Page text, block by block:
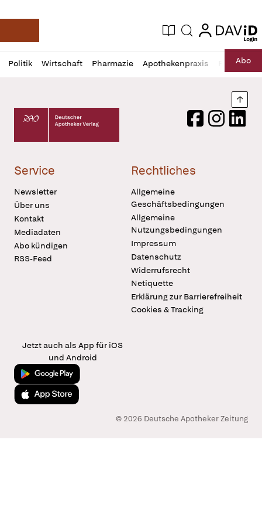
Deutsche Apotheker Zeitung
Aktuelle Ausgabe
Suche login
login
Politik Wirtschaft Pharmazie Apothekenpraxis RechtAbo
Profil
öffnen
Daz
Pur
Deutscher Apotheker Verlag Logo
FacebookInstagram
Service
Newsletter
Über uns
Kontakt
Mediadaten
Abo kündigen
RSS-Feed
Rechtliches
Allgemeine
Geschäftsbedingungen
Allgemeine
Nutzungsbedingungen
Impressum
Datenschutz
Widerrufsrecht
Netiquette
Erklärung zur Barrierefreiheit
Cookies & Tracking
Jetzt auch als App für iOS
und Android
Jetzt bei Google Play
Laden im App Store
© 2026 Deutsche Apotheker Zeitung